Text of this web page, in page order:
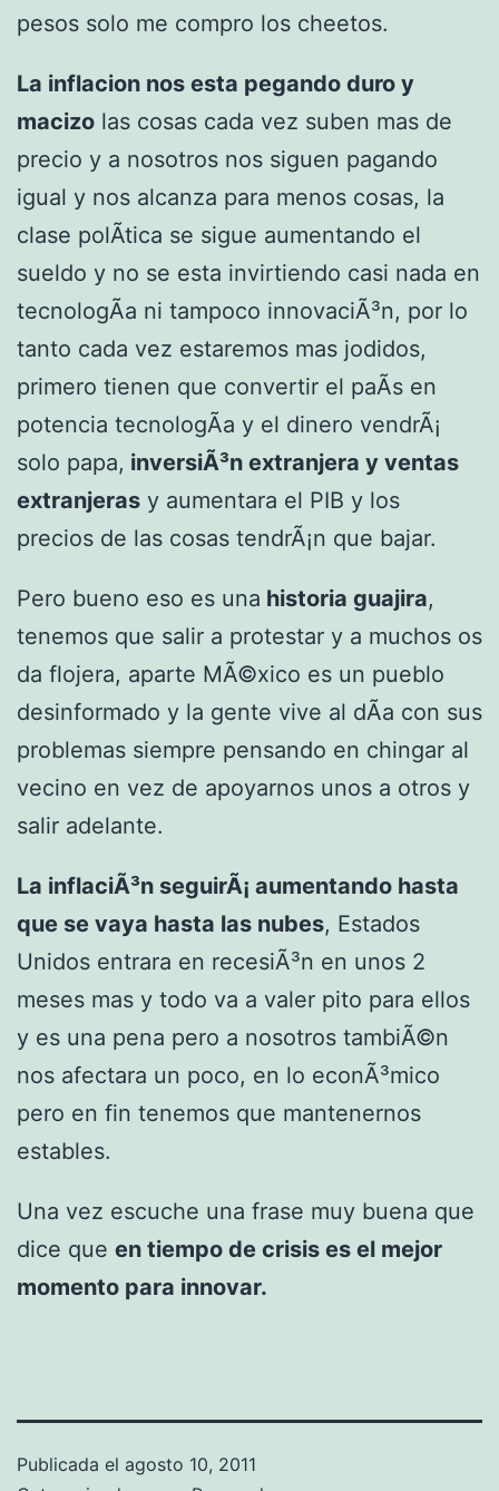
pesos solo me compro los cheetos.
La inflacion nos esta pegando duro y
macizo las cosas cada vez suben mas de
precio y a nosotros nos siguen pagando
igual y nos alcanza para menos cosas, la
clase polÃ­tica se sigue aumentando el
sueldo y no se esta invirtiendo casi nada en
tecnologÃ­a ni tampoco innovaciÃ³n, por lo
tanto cada vez estaremos mas jodidos,
primero tienen que convertir el paÃ­s en
potencia tecnologÃ­a y el dinero vendrÃ¡
solo papa, inversiÃ³n extranjera y ventas
extranjeras y aumentara el PIB y los
precios de las cosas tendrÃ¡n que bajar.
Pero bueno eso es una historia guajira,
tenemos que salir a protestar y a muchos os
da flojera, aparte MÃ©xico es un pueblo
desinformado y la gente vive al dÃ­a con sus
problemas siempre pensando en chingar al
vecino en vez de apoyarnos unos a otros y
salir adelante.
La inflaciÃ³n seguirÃ¡ aumentando hasta
que se vaya hasta las nubes, Estados
Unidos entrara en recesiÃ³n en unos 2
meses mas y todo va a valer pito para ellos
y es una pena pero a nosotros tambiÃ©n
nos afectara un poco, en lo econÃ³mico
pero en fin tenemos que mantenernos
estables.
Una vez escuche una frase muy buena que
dice que en tiempo de crisis es el mejor
momento para innovar.
Publicada el agosto 10, 2011